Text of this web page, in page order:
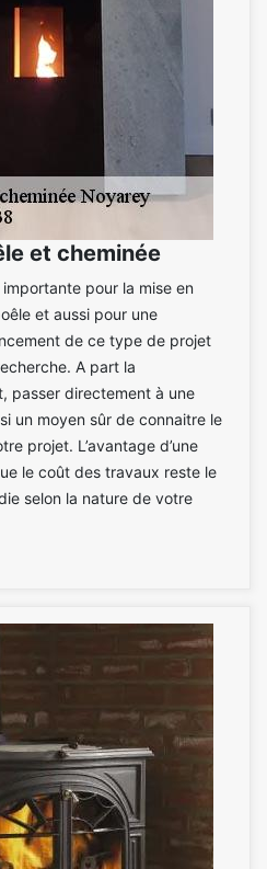
et cheminée
importante pour la mise en
et aussi pour une
de ce type de projet
A part la
passer directement à une
un moyen sûr de connaitre le
projet. L’avantage d’une
le coût des travaux reste le
selon la nature de votre